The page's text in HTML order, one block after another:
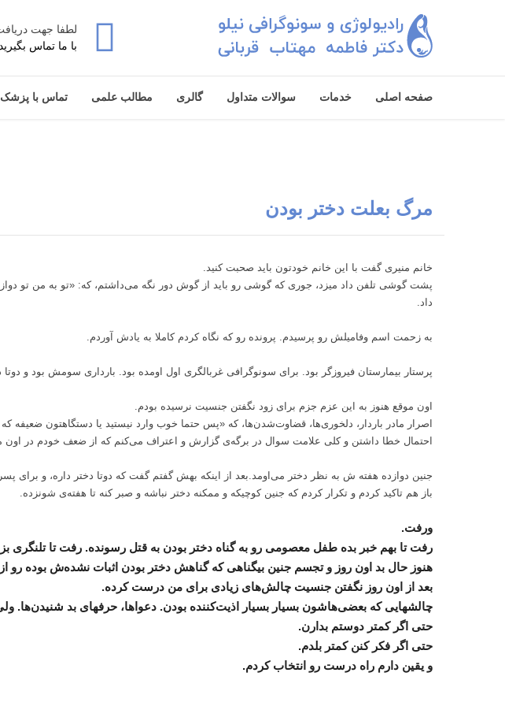
لطفا جهت
با ما تماس بگیرید
صفحه اصلی خدمات سوالات متداول گالری مطالب علمی تماس با پزشک
مرگ بعلت دختر بودن
خانم منیری گفت با این خانم خودتون باید صحبت کنید.
پشت گوشی تلفن داد میزد، جوری که گوشی رو باید از گوش دور نگه می‌داشتم، که: «تو به من تو
داد.
به زحمت اسم وفامیلش رو پرسیدم. پرونده رو که نگاه کردم کاملا به یادش آوردم.
پرستار بیمارستان فیروزگر بود. برای سونوگرافی غربالگری اول اومده بود. بارداری سومش بود و
اون موقع هنوز به این عزم جزم برای زود نگفتن جنسیت نرسیده بودم.
اصرار مادر باردار، دلخوری‌ها، قضاوت‌شدن‌ها، که «پس حتما خوب وارد نیستید یا دستگاهتون ضعیفه
احتمال خطا داشتن و کلی علامت سوال در برگه‌ی گزارش و اعتراف می‌کنم که از ضعف خودم در اون
جنین دوازده هفته ش به نظر دختر می‌اومد.بعد از اینکه بهش گفتم گفت که دوتا دختر داره، و برای
باز هم تاکید کردم و تکرار کردم که جنین کوچیکه و ممکنه دختر نباشه و صبر کنه تا هفته‌ی شونزده.
ورفت.
رفت تا بهم خبر بده طفل معصومی رو به گناه دختر بودن به قتل رسونده. رفت تا تلنگری
هنوز حال بد اون روز و تجسم جنین بیگناهی که گناهش دختر بودن اثبات نشده‌ش بوده رو از
بعد از اون روز نگفتن جنسیت چالش‌های زیادی برای من درست کرده.
چالشهایی که بعضی‌هاشون بسیار بسیار اذیت‌کننده بودن. دعواها، حرفهای بد شنیدن‌ها.
حتی اگر کمتر د‌وستم بدارن.
حتی اگر فکر کنن کمتر بلدم.
و یقین دارم راه درست رو انتخاب کردم.